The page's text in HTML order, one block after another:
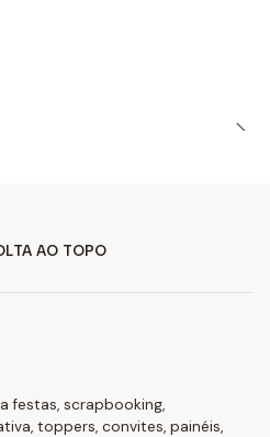
AO TOPO
festas, scrapbooking,
toppers, convites, painéis,